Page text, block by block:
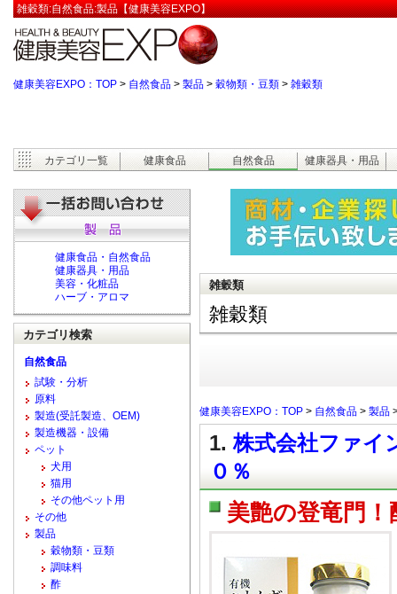
雑穀類:自然食品:製品【健康美容EXPO】
健康美容EXPO：TOP > 自然食品 > 製品 > 穀物類・豆類 > 雑穀類
カテゴリ一覧 健康食品 自然食品 健康器具・用品
雑穀類
雑穀類
健康美容EXPO：TOP > 自然食品 > 製品
1.株式会社ファイ
０％
美艶の登竜門
健康食品・自然食品
健康器具・用品
美容・化粧品
ハーブ・アロマ
カテゴリ検索
自然食品
試験・分析
原料
製造(受託製造、OEM)
製造機器・設備
ペット
犬用
猫用
その他ペット用
その他
製品
穀物類・豆類
調味料
酢